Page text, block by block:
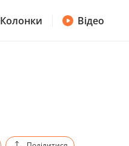
Колонки Відео